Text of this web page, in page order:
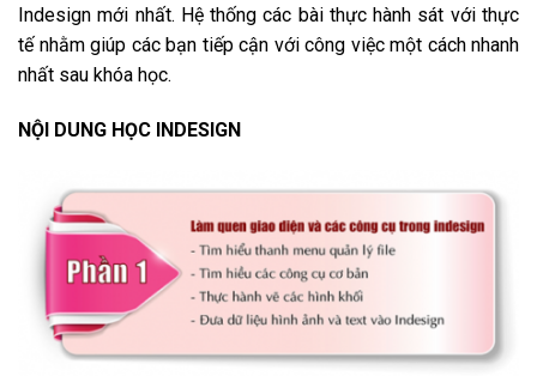
Indesign mới nhất. Hệ thống các bài thực hành sát với thực
tế nhằm giúp các bạn tiếp cận với công việc một cách nhanh
nhất sau khóa học.
NỘI DUNG HỌC INDESIGN